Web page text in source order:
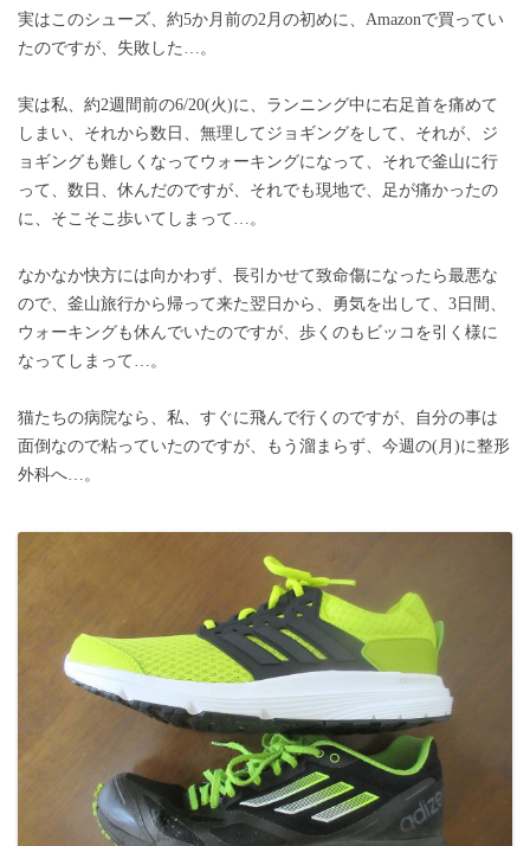
実はこのシューズ、約5か月前の2月の初めに、Amazonで買ってい
たのですが、失敗した…。
実は私、約2週間前の6/20(火)に、ランニング中に右足首を痛めて
しまい、それから数日、無理してジョギングをして、それが、ジ
ョギングも難しくなってウォーキングになって、それで釜山に行
って、数日、休んだのですが、それでも現地で、足が痛かったの
に、そこそこ歩いてしまって…。
なかなか快方には向かわず、長引かせて致命傷になったら最悪な
ので、釜山旅行から帰って来た翌日から、勇気を出して、3日間、
ウォーキングも休んでいたのですが、歩くのもビッコを引く様に
なってしまって…。
猫たちの病院なら、私、すぐに飛んで行くのですが、自分の事は
面倒なので粘っていたのですが、もう溜まらず、今週の(月)に整形
外科へ…。